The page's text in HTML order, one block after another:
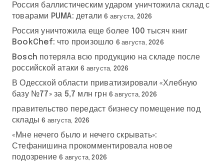
Россия баллистическим ударом уничтожила склад с
товарами PUMA: детали 6 августа, 2026
Россия уничтожила еще более 100 тысяч книг
BookChef: что произошло 6 августа, 2026
Bosch потеряла всю продукцию на складе после
российской атаки 6 августа, 2026
В Одесской области приватизировали «Хлебную
базу №77» за 5,7 млн грн 6 августа, 2026
правительство передаст бизнесу помещение под
склады 6 августа, 2026
«Мне нечего было и нечего скрывать»:
Стефанишина прокомментировала новое
подозрение 6 августа, 2026